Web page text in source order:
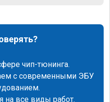
чип-тюнинга.
с современными ЭБУ
на все виды работ.